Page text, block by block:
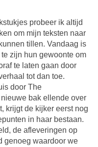
probeer ik altijd
om mijn teksten naar
tillen. Vandaag is
zijn hun gewoonte om
te laten gaan door
tot dan toe.
door The
nieuwe bak ellende over
krijgt de kijker eerst nog
in haar bestaan.
de afleveringen op
genoeg waardoor we